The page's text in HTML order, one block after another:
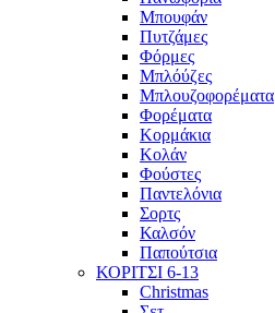
Μπουφάν
Πυτζάμες
Φόρμες
Μπλόύζες
Μπλουζοφορέματα
Φορέματα
Κορμάκια
Κολάν
Φούστες
Παντελόνια
Σορτς
Καλσόν
Παπούτσια
ΚΟΡΙΤΣΙ 6-13
Christmas